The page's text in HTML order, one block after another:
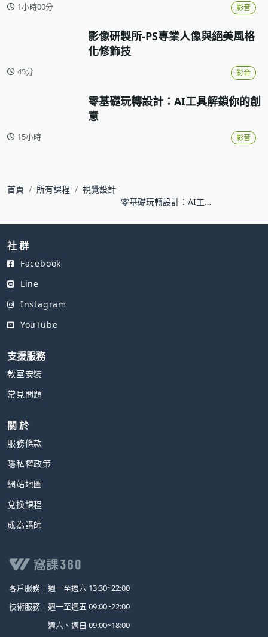
1小時00分 影音
影像研製所-PS專業人像與絕美風格
化修飾技
45分 影音
零基礎玩轉設計：AI工具解鎖你的創
意
15小時 影音
首頁 所有課程
視覺設計
零基礎玩轉設計：AI工
社 群
Facebook
Line
Instagram
YouTube
支援服務
教室安裝
常見問題
關 於
服務條款
隱私權政策
網站地圖
兌換課程
成為講師
客戶服務∣ 週一至週六 13:30~22:00
技術服務∣ 週一至週五 09:00~22:00
週六、週日 09:00~18:00